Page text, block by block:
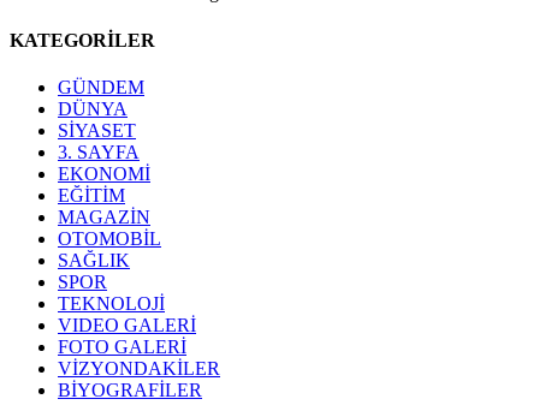
KATEGORİLER
GÜNDEM
DÜNYA
SİYASET
3. SAYFA
EKONOMİ
EĞİTİM
MAGAZİN
OTOMOBİL
SAĞLIK
SPOR
TEKNOLOJİ
VIDEO GALERİ
FOTO GALERİ
VİZYONDAKİLER
BİYOGRAFİLER